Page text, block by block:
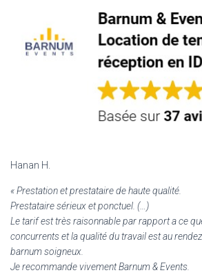
Hanan H.
«Prestation et prestataire de haute qualité.
Prestataire sérieux et ponctuel. (…)
Le tarif est très raisonnable par rapport a ce
concurrents et la qualité du travail est au
barnum soigneux.
Je recommande vivement Barnum & Events.